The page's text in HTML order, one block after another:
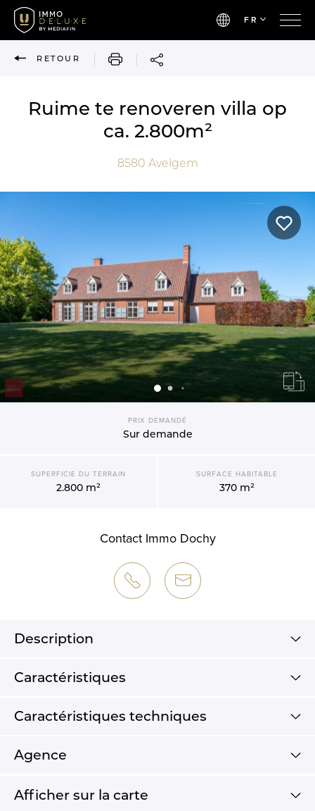
FR
RETOUR IMPRIMER
Ruime te renoveren villa op
ca. 2.800m²
8580 Avelgem
PRIX DEMANDÉ
Sur demande
SUPERFICIE DU TERRAIN
2.800 m²
SURFACE HABITABLE
370 m²
Contact Immo Dochy
Description
Caractéristiques
Caractéristiques techniques
Agence
Afficher sur la carte